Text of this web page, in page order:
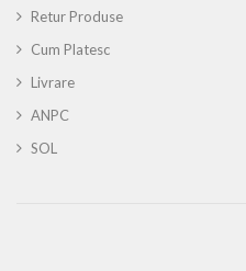
Retur Produse
Cum Platesc
Livrare
ANPC
SOL